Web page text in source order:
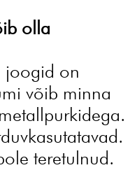
olla
joogid on
võib minna
teretulnud.